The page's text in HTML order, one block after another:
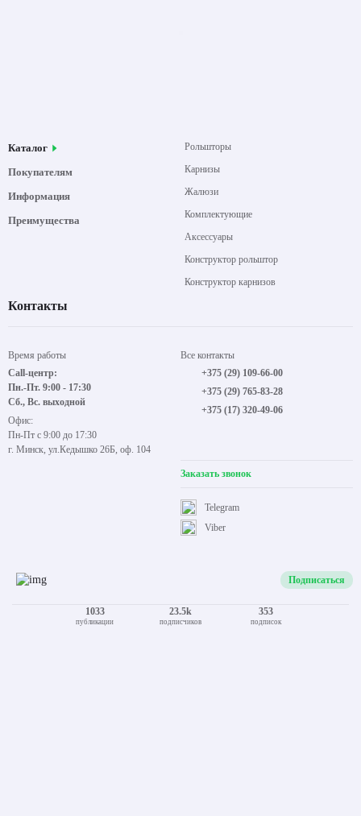
Каталог
Покупателям
Информация
Преимущества
Рольшторы
Карнизы
Жалюзи
Комплектующие
Аксессуары
Конструктор рольштор
Конструктор карнизов
Контакты
Время работы
Call-центр:
Пн.-Пт. 9:00 - 17:30
Сб., Вс. выходной
Офис:
Пн-Пт с 9:00 до 17:30
г. Минск, ул.Кедышко 26Б, оф. 104
Все контакты
+375 (29) 109-66-00
+375 (29) 765-83-28
+375 (17) 320-49-06
Заказать звонок
Viber
Telegram
Подписаться
1033
публикации
23.5k
подписчиков
353
подписок